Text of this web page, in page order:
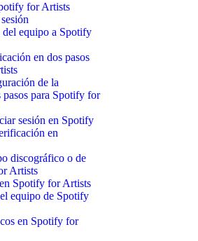
for Artists
equipo a Spotify
en dos pasos
de la
para Spotify for
sesión en Spotify
en
discográfico o de
Artists
Spotify for Artists
equipo de Spotify
en Spotify for